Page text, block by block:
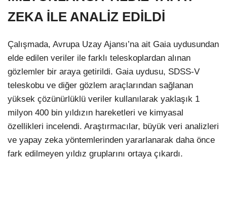
ZEKA İLE ANALİZ EDİLDİ
Çalışmada, Avrupa Uzay Ajansı’na ait Gaia uydusundan
elde edilen veriler ile farklı teleskoplardan alınan
gözlemler bir araya getirildi. Gaia uydusu, SDSS-V
teleskobu ve diğer gözlem araçlarından sağlanan
yüksek çözünürlüklü veriler kullanılarak yaklaşık 1
milyon 400 bin yıldızın hareketleri ve kimyasal
özellikleri incelendi. Araştırmacılar, büyük veri analizleri
ve yapay zeka yöntemlerinden yararlanarak daha önce
fark edilmeyen yıldız gruplarını ortaya çıkardı.